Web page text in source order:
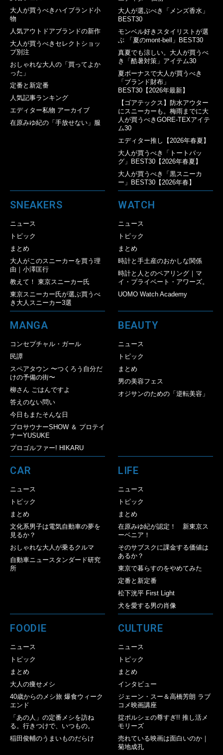
大人が買うべきハイブランド小
物
人気アウトドアブランドの新作
大人が買うべきセレクトショッ
プ別注
おしゃれな大人の「買ってよか
った」
定番と新定番
人気記事ランキング
エディター私物 アーカイブ
在原みゆ紀の「手放せない」服
大人が選ぶべき「メンズ香水」
BEST30
モンベル好きスタイリストが選
ぶ 「夏のmont-bell」BEST30
真夏でも涼しい。大人が買うべ
き「酷暑対策」アイテム30
夏ボーナスで大人が買うべき
「ブランド財布」
BEST30【2026年最新】
【ゴアテックス】防水アウター
にスニーカーも。梅雨までに大
人が買うべきGORE-TEXアイテ
ム30
エディター推し【2026年春夏】
大人が買うべき「トートバッ
グ」BEST30【2026年春夏】
大人が買うべき「黒スニーカ
ー」BEST30【2026年春】
SNEAKERS
ニュース
トピック
まとめ
大人がこのスニーカーを買う理
由｜小澤匡行
教えて！ 東京スニーカー氏
東京スニーカー氏が選ぶ買うべ
き大人スニーカー3選
WATCH
ニュース
トピック
まとめ
時計と手土産のおかしな関係
時計と人とのペアリング｜マ
イ・プライベート・アワーズ。
UOMO Watch Academy
MANGA
コンセプチャル・ガール
民譚
スペアタウン 〜つくろう自分だ
けの予備の街〜
柳さん ごはんですよ
答えのない問い
今日もまたそんな日
プロサウナーSHOW ＆ プロテイ
ナーYUSUKE
プロゴルファー! HIKARU
BEAUTY
ニュース
トピック
まとめ
男の美容フェス
オジサンのための「逆転美容」
CAR
ニュース
トピック
まとめ
文化系男子は電気自動車の夢を
見るか？
おしゃれな大人が乗るクルマ
自動車ニュースタンダード研究
所
LIFE
ニュース
トピック
まとめ
在原みゆ紀が認定！ 新東京ス
ーベニア！
そのサブスクに課金する価値は
あるか？
東京で暮らすのをやめてみた
定番と新定番
松下洸平 First Light
犬を愛する男の肖像
FOODIE
ニュース
トピック
まとめ
大人の痩せメシ
40歳からのメシ旅 爆食ウィーク
エンド
「あの人」の定番メシを訪ね
る。行きつけで、いつもの。
稲田俊輔のうまいものだらけ
CULTURE
ニュース
トピック
まとめ
インタビュー
ジェーン・スー＆高橋芳朗 ラブ
コメ映画講座
掟ポルシェの尊すぎ!! 推し活メ
モリーズ
売れている映画は面白いのか｜
菊地成孔